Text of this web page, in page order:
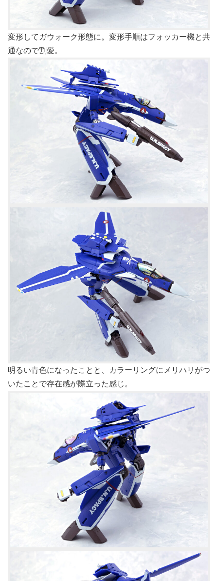
変形してガウォーク形態に。変形手順はフォッカー機と共
通なので割愛。
明るい青色になったことと、カラーリングにメリハリがつ
いたことで存在感が際立った感じ。